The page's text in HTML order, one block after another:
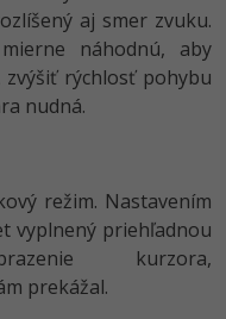
aj smer zvuku.
náhodnú, aby
rýchlosť pohybu
nudná.
režim. Nastavením
vyplnený priehľadnou
kurzora,
prekážal.